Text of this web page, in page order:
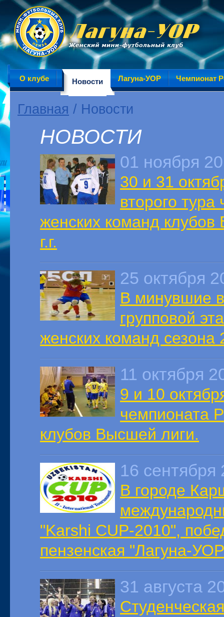
О клубе Новости Лагуна-УОР Чемпионат
Главная / Новости
НОВОСТИ
01 ноября
30 и 31
второго
женских команд
г.г.
25 октября
В минувшие
групповой
женских команд сезона
11 октября
9 и 10
чемпионата
клубов Высшей лиги.
16 сентября
В городе
"Karshi CUP-2010",
пензенская "Лагуна-
31 августа